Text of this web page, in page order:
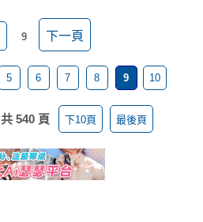
9 下一頁
5 6 7 8 9 10
共 540 頁 下10頁 最後頁